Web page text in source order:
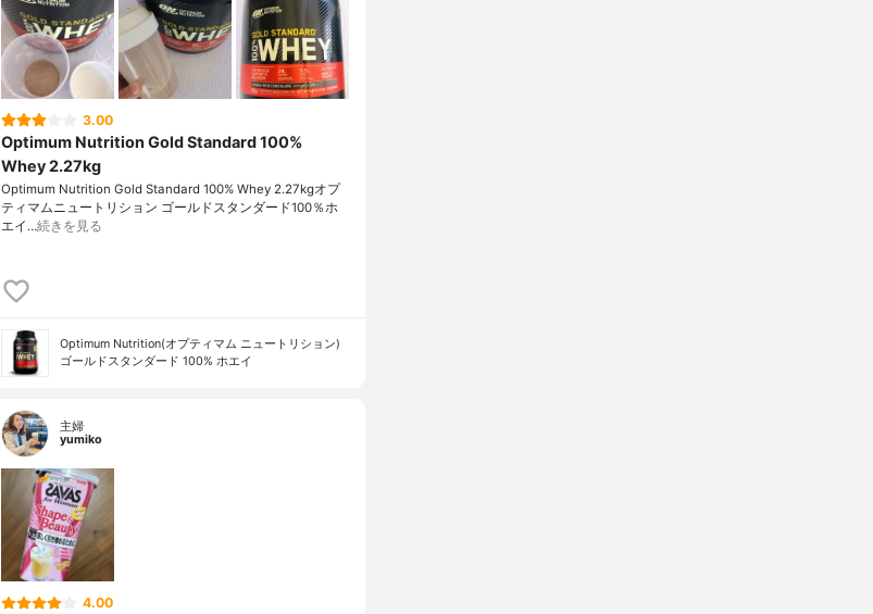
3.00
Optimum Nutrition Gold Standard 100%
Whey 2.27kg
Optimum Nutrition Gold Standard 100% Whey 2.27kgオプ
ティマムニュートリション ゴールドスタンダード100％ホ
エイ…続きを見る
Optimum Nutrition(オプティマム ニュートリション)
ゴールドスタンダード 100% ホエイ
主婦
yumiko
4.00